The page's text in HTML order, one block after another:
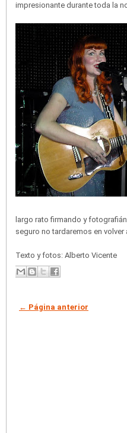
impresionante durante toda la
largo rato firmando y
seguro no tardaremos en
Texto y fotos: Alberto Vicente
← Página anterior